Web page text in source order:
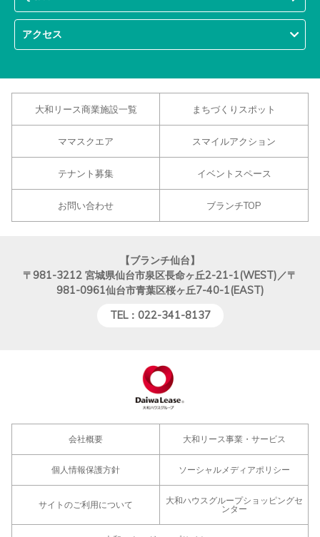
アクセス
大和リース商業施設一覧 まちづくりスポット
ママスクエア スマイルアクション
テナント募集 イベントスペース
お問い合わせ ブランチTOP
【ブランチ仙台】
〒981-3212 宮城県仙台市泉区長命ヶ丘2-21-1(WEST)／〒
981-0961仙台市青葉区桜ヶ丘7-40-1(EAST)
TEL：022-341-8137
会社概要 大和リース事業・サービス
個人情報保護方針 ソーシャルメディアポリシー
サイトのご利用について
大和ハウスグループショッピングセ
ンター